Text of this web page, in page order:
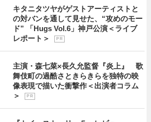
キタニタツヤがゲストアーティストと
の対バンを通して見せた、“攻めのモー
ド” 「Hugs Vol.6」神戸公演＜ライブ
レポート＞
P R
主演・森七菜×長久允監督『炎上』 歌
舞伎町の過酷さときらきらを独特の映
像表現で描いた衝撃作＜出演者コラム
＞
P R